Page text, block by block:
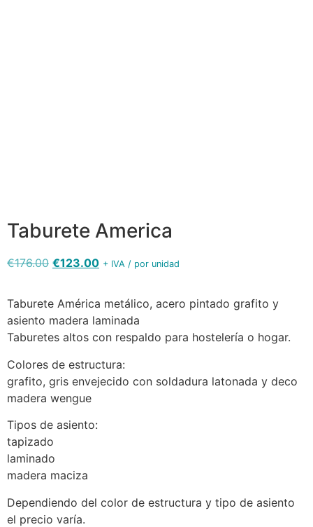
Taburete America
€176.00 €123.00 + IVA / por unidad
Taburete América metálico, acero pintado grafito y
asiento madera laminada
Taburetes altos con respaldo para hostelería o hogar.
Colores de estructura:
grafito, gris envejecido con soldadura latonada y deco
madera wengue
Tipos de asiento:
tapizado
laminado
madera maciza
Dependiendo del color de estructura y tipo de asiento
el precio varía.